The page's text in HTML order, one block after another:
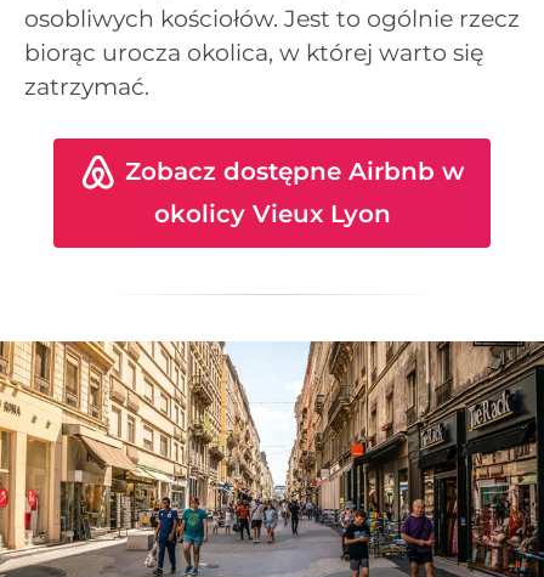
osobliwych kościołów. Jest to ogólnie rzecz
biorąc urocza okolica, w której warto się
zatrzymać.
Zobacz dostępne Airbnb w
okolicy Vieux Lyon